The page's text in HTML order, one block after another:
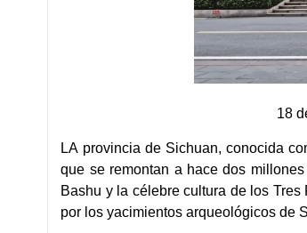
18
LA provincia de Sichuan, conocida
que se remontan a hace dos
Bashu y la célebre cultura de los
por los yacimientos arqueológicos de